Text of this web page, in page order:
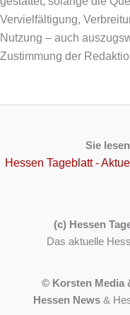
Vervielfältigung,
Nutzung – auch
Zustimmung der
Sie
Hessen Tageblatt -
(c) Hessen
Das aktuelle
© Korsten Media
Hessen News &